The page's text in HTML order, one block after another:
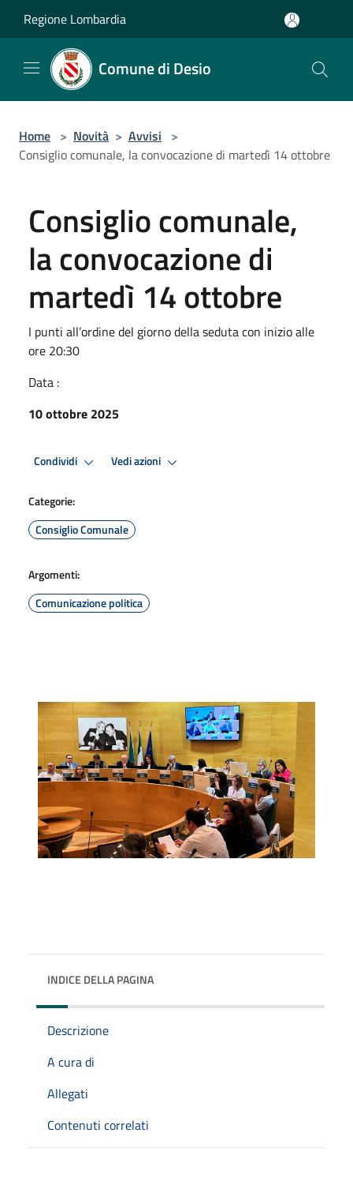
Regione Lombardia
Comune di Desio
Home > Novità > Avvisi >
Consiglio comunale, la convocazione di martedì 14 ottobre
Consiglio comunale,
la convocazione di
martedì 14 ottobre
I punti all’ordine del giorno della seduta con inizio alle
ore 20:30
Data :
10 ottobre 2025
Condividi Vedi azioni
Categorie:
Consiglio Comunale
Argomenti:
Comunicazione politica
INDICE DELLA PAGINA
Descrizione
A cura di
Allegati
Contenuti correlati